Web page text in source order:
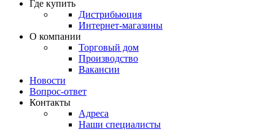
Где купить
Дистрибьюция
Интернет-магазины
О компании
Торговый дом
Производство
Вакансии
Новости
Вопрос-ответ
Контакты
Адреса
Наши специалисты